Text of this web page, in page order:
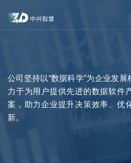
公司坚持以“数据科学”为企业发
力于为用户提供先进的数据软件
案，助力企业提升决策效率、优
新。